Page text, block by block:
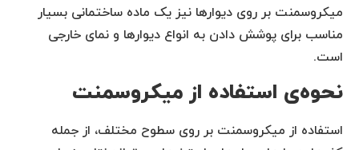
میکروسمنت بر روی دیوارها نیز یک ماده ساختمانی بسیار
مناسب برای پوشش دادن به انواع دیوارها و نمای خارجی
است.
نحوه‌ی استفاده از میکروسمنت
استفاده از میکروسمنت بر روی سطوح مختلف، از جمله